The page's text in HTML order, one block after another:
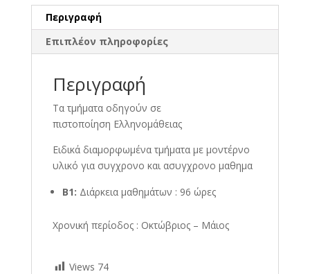
Περιγραφή
Επιπλέον πληροφορίες
Περιγραφή
Τα τμήματα οδηγούν σε
πιστοποίηση Ελληνομάθειας
Ειδικά διαμορφωμένα τμήματα με μοντέρνο
υλικό για συγχρονο και ασυγχρονο μαθημα
Β1: Διάρκεια μαθημάτων : 96 ώρες
Χρονική περίοδος : Οκτώβριος – Μάιος
Views 74